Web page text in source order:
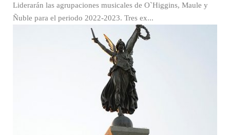
Liderarán las agrupaciones musicales de O`Higgins, Maule y
Ñuble para el periodo 2022-2023. Tres ex...